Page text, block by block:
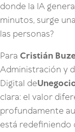
donde la IA
minutos, surge
las personas?
Para Cristián
Administración y
Digital de
clara: el valor
profundamente
está redefiniendo